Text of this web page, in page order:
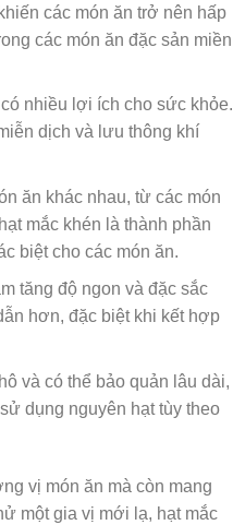
các món ăn trở nên hấp
các món ăn đặc sản miền
nhiều lợi ích cho sức khỏe.
dịch và lưu thông khí
ăn khác nhau, từ các món
mắc khén là thành phần
biệt cho các món ăn.
tăng độ ngon và đặc sắc
hơn, đặc biệt khi kết hợp
và có thể bảo quản lâu dài,
dụng nguyên hạt tùy theo
vị món ăn mà còn mang
một gia vị mới lạ, hạt mắc